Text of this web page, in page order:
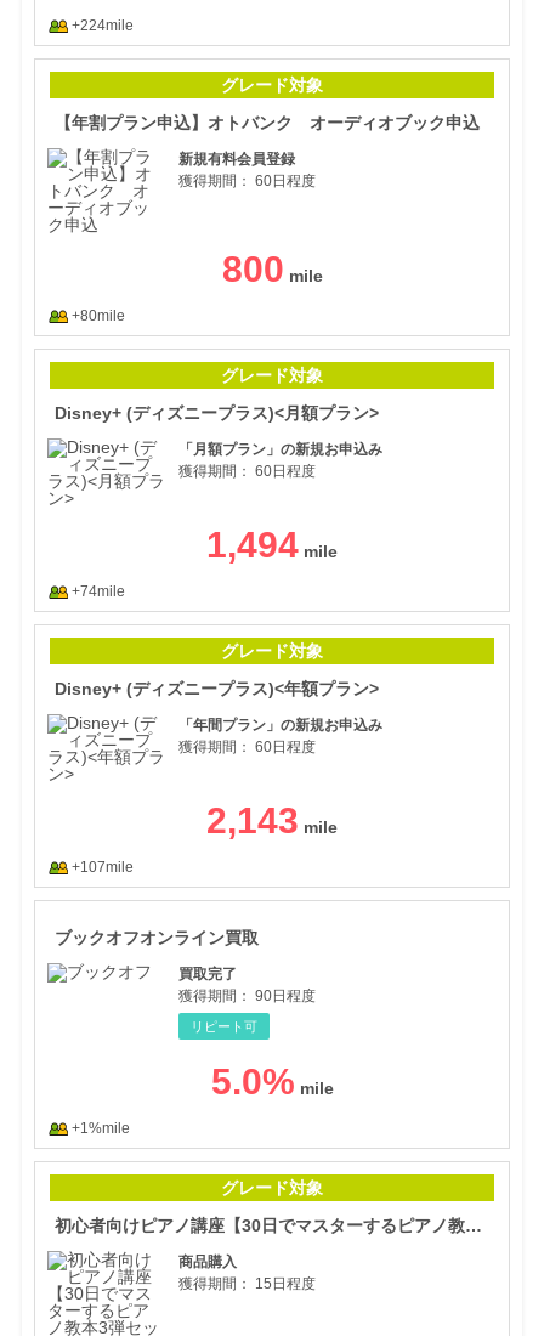
+224mile
グレード対象
【年割プラン申込】オトバンク オーディオブック申込
新規有料会員登録
獲得期間： 60日程度
800
+80mile
グレード対象
Disney+ (ディズニープラス)<月額プラン>
「月額プラン」の新規お申込み
獲得期間： 60日程度
1,494
+74mile
グレード対象
Disney+ (ディズニープラス)<年額プラン>
「年間プラン」の新規お申込み
獲得期間： 60日程度
2,143
+107mile
ブックオフオンライン買取
買取完了
獲得期間： 90日程度
リピート可
5.0%
+1%mile
グレード対象
初心者向けピアノ講座【30日でマスターするピアノ教本3弾セット】
商品購入
獲得期間：
15日程度